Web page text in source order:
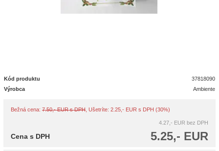
Kód produktu
37818090
Výrobca
Ambiente
Bežná cena: 7.50,- EUR s DPH , Ušetríte: 2.25,- EUR s DPH (30%)
4.27,- EUR bez DPH
5.25,- EUR
Cena s DPH